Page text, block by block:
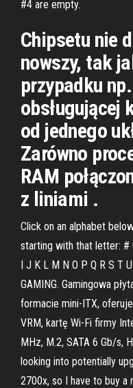
#4 are empty.
Chipsetu nie
nowszy, tak
przypadku
obsługującej
od jednego
Zarówno
RAM
z liniami .
Click on an alphabet
starting with that letter: #
I J K L M N O P Q R S T
GAMING. Gamingowa
formacie mini-ITX,
VRM, kartę Wi-Fi firmy
MHz, M.2, SATA 6 Gb/s,
looking into potentially
2700x, so I have to buy a